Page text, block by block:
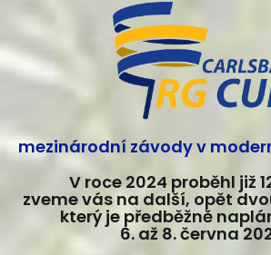
mezinárodní závody v
V roce 2024 proběhl již
zveme vás na další, opět
který je předběžně
6. až 8. června